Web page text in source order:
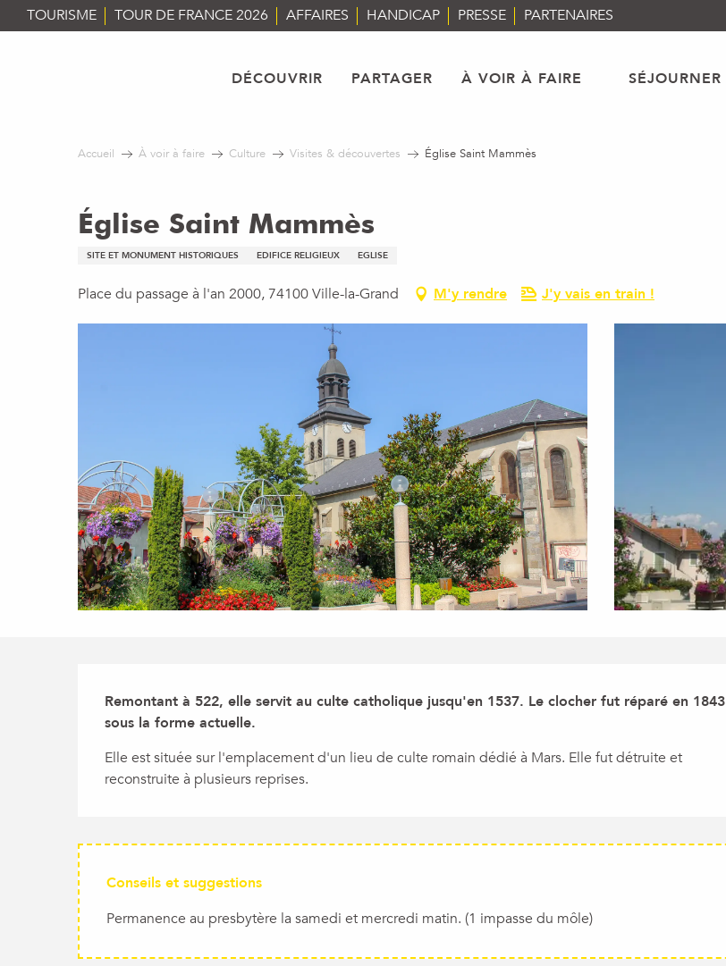
Aller
au
TOURISME TOUR DE FRANCE 2026 AFFAIRES HANDICAP PRESSE PARTENAIRES
DÉCOUVRIR PARTAGER À VOIR À FAIRE SÉJOURNER
Accueil À voir à faire Culture Visites & découvertes Église Saint Mammès
Église Saint Mammès
SITE ET MONUMENT HISTORIQUES EDIFICE RELIGIEUX EGLISE
Place du passage à l'an 2000, 74100 Ville-la-Grand M'y rendre J'y vais en train !
Description
Remontant à 522, elle servit au culte catholique jusqu'en 1537. Le clocher fut réparé en 1843
sous la forme actuelle.
Elle est située sur l'emplacement d'un lieu de culte romain dédié à Mars. Elle fut détruite et
reconstruite à plusieurs reprises.
Conseils et suggestions
Permanence au presbytère la samedi et mercredi matin. (1 impasse du môle)